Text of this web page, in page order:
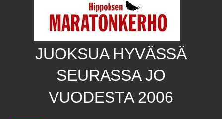
JUOKSUA HYVÄSSÄ
SEURASSA JO
VUODESTA 2006